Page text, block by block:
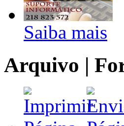
Saiba mais
Arquivo |